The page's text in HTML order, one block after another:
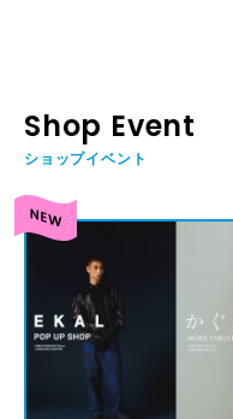
Shop Event
ショップイベント